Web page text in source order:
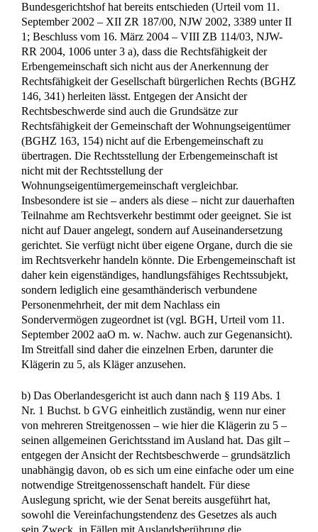
Bundesgerichtshof hat bereits entschieden (Urteil vom 11.
September 2002 – XII ZR 187/00, NJW 2002, 3389 unter II
1; Beschluss vom 16. März 2004 – VIII ZB 114/03, NJW-
RR 2004, 1006 unter 3 a), dass die Rechtsfähigkeit der
Erbengemeinschaft sich nicht aus der Anerkennung der
Rechtsfähigkeit der Gesellschaft bürgerlichen Rechts (BGHZ
146, 341) herleiten lässt. Entgegen der Ansicht der
Rechtsbeschwerde sind auch die Grundsätze zur
Rechtsfähigkeit der Gemeinschaft der Wohnungseigentümer
(BGHZ 163, 154) nicht auf die Erbengemeinschaft zu
übertragen. Die Rechtsstellung der Erbengemeinschaft ist
nicht mit der Rechtsstellung der
Wohnungseigentümergemeinschaft vergleichbar.
Insbesondere ist sie – anders als diese – nicht zur dauerhaften
Teilnahme am Rechtsverkehr bestimmt oder geeignet. Sie ist
nicht auf Dauer angelegt, sondern auf Auseinandersetzung
gerichtet. Sie verfügt nicht über eigene Organe, durch die sie
im Rechtsverkehr handeln könnte. Die Erbengemeinschaft ist
daher kein eigenständiges, handlungsfähiges Rechtssubjekt,
sondern lediglich eine gesamthänderisch verbundene
Personenmehrheit, der mit dem Nachlass ein
Sondervermögen zugeordnet ist (vgl. BGH, Urteil vom 11.
September 2002 aaO m. w. Nachw. auch zur Gegenansicht).
Im Streitfall sind daher die einzelnen Erben, darunter die
Klägerin zu 5, als Kläger anzusehen.
b) Das Oberlandesgericht ist auch dann nach § 119 Abs. 1
Nr. 1 Buchst. b GVG einheitlich zuständig, wenn nur einer
von mehreren Streitgenossen – wie hier die Klägerin zu 5 –
seinen allgemeinen Gerichtsstand im Ausland hat. Das gilt –
entgegen der Ansicht der Rechtsbeschwerde – grundsätzlich
unabhängig davon, ob es sich um eine einfache oder um eine
notwendige Streitgenossenschaft handelt. Für diese
Auslegung spricht, wie der Senat bereits ausgeführt hat,
sowohl die Vereinfachungstendenz des Gesetzes als auch
sein Zweck, in Fällen mit Auslandsberührung die